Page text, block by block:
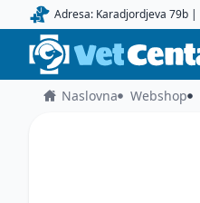
Adresa: Karadjordjeva 79b |
Naslovna Webshop